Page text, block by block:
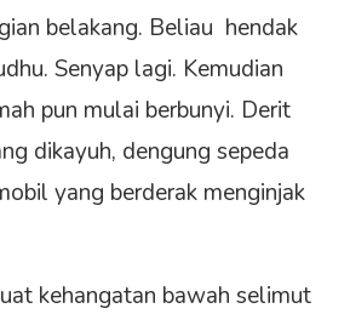
belakang. Beliau hendak
Senyap lagi. Kemudian
pun mulai berbunyi. Derit
dikayuh, dengung sepeda
yang berderak menginjak
kehangatan bawah selimut